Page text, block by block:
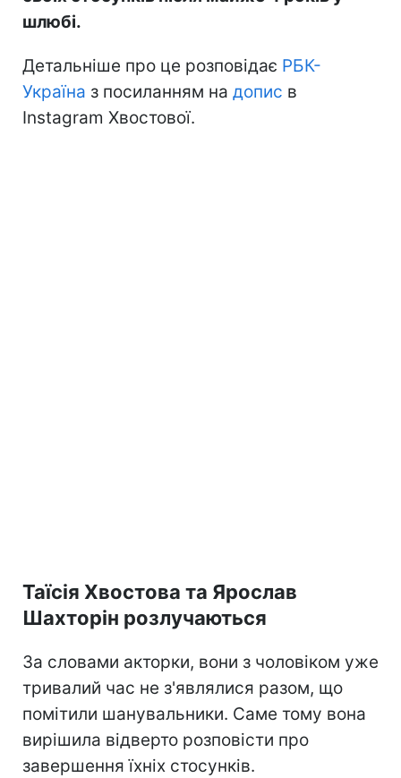
шлюбі.
Детальніше про це розповідає РБК-
Україна з посиланням на допис в
Instagram Хвостової.
Таїсія Хвостова та Ярослав
Шахторін розлучаються
За словами акторки, вони з чоловіком уже
тривалий час не з'являлися разом, що
помітили шанувальники. Саме тому вона
вирішила відверто розповісти про
завершення їхніх стосунків.